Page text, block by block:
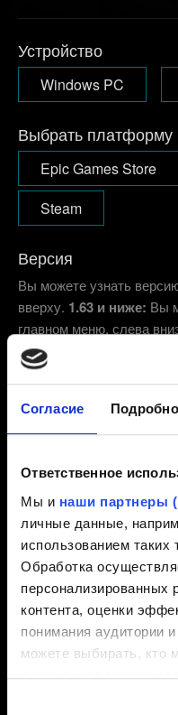
Согласие
Ответственное
Мы и наши партнеры
личные данные,
использованием таких
Обработка
персонализированных
контента, оценки
понимания аудитории
можете выбирать, кто
данные и для каких
Устройство
Windows PC
Выбрать платформу
Epic Games Store
Steam
Версия
Вы можете узнать
вверху. 1.63 и ниже: Вы
главном меню, слева
2.31 (Последняя)
Другая
Короткое описание